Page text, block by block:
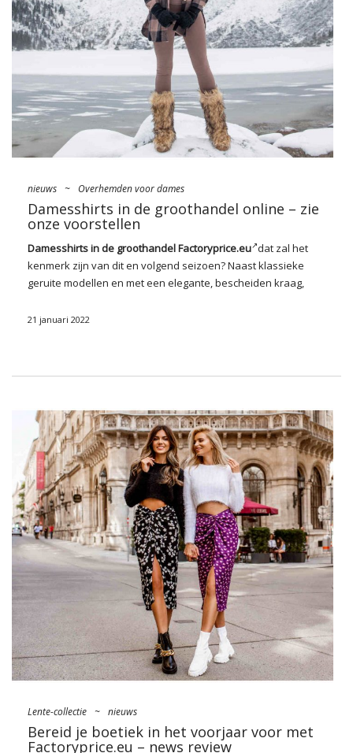
nieuws ~ Overhemden voor dames
Damesshirts in de groothandel online – zie
onze voorstellen
Damesshirts in de groothandel Factoryprice.eu dat zal het
kenmerk zijn van dit en volgend seizoen? Naast klassieke
geruite modellen en met een elegante, bescheiden kraag,
denken aan sensuele pyjama’s, evenals die opgewarmd, van
ontdek de nieuwste trends voor
2022
Het nieuwe seizoen in de mode blijft ons verrassen. Vooral
als het gaat omGroothandel in damesoverhemden online.
Bez wątpienia w najbliższych miesiącach dalej będziemy
hołdować modzie z lat 90., klasycznym retro fasonom i
rozwiązaniom zaczerpniętym z modowej sceny ery Y2K. A
zatem co najlepiej się sprawdzi? Nie tylko przerysowane,
wyróżniające się kroje, lecz także żaboty, wiktoriańskie kryzy i
falbany, które będą tworzyć wybuchające girlandy. Podium
trendów podbiją również siateczkowe, prześwitujące koszule
z welurowymi zdobieniami, z drapowanej tkaniny i …
21 januari 2022
Lente-collectie ~ nieuws
Bereid je boetiek in het voorjaar voor met
Factoryprice.eu – news review